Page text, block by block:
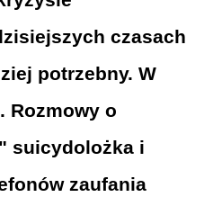
czasach
potrzebny. W
Rozmowy o
suicydolożka i
zaufania